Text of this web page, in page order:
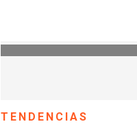
TENDENCIAS